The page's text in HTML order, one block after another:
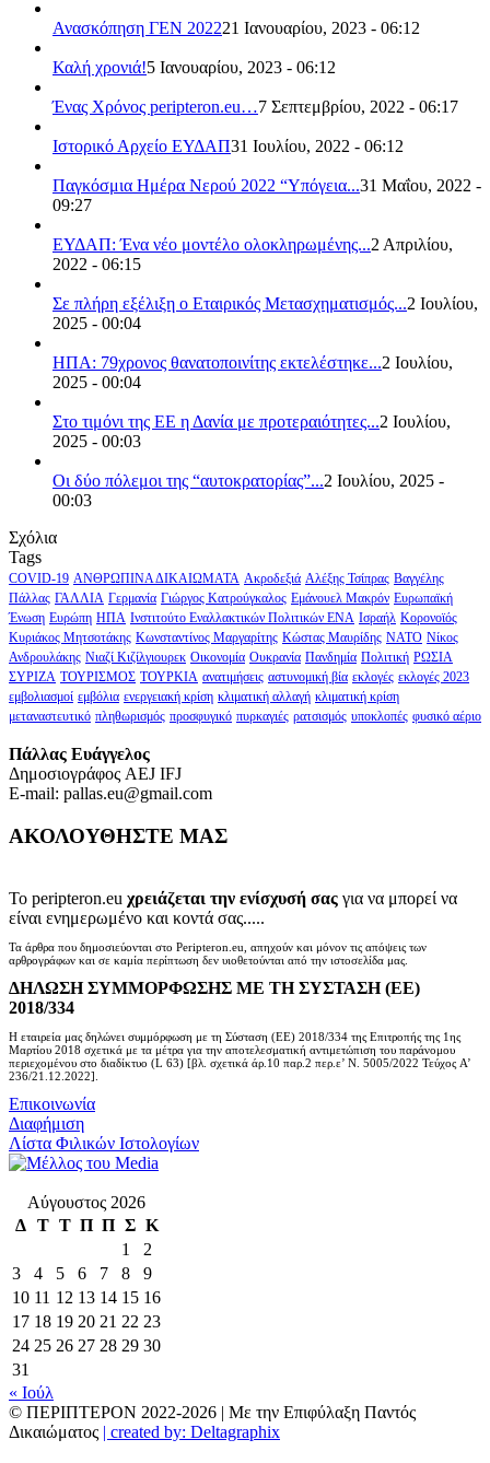
Ανασκόπηση ΓΕΝ 202221 Ιανουαρίου, 2023 - 06:12
Καλή χρονιά!5 Ιανουαρίου, 2023 - 06:12
Ένας Χρόνος peripteron.eu…7 Σεπτεμβρίου, 2022 - 06:17
Ιστορικό Αρχείο ΕΥΔΑΠ31 Ιουλίου, 2022 - 06:12
Παγκόσμια Ημέρα Νερού 2022 “Υπόγεια...31 Μαΐου, 2022 -
09:27
ΕΥΔΑΠ: Ένα νέο μοντέλο ολοκληρωμένης...2 Απριλίου,
2022 - 06:15
Σε πλήρη εξέλιξη ο Εταιρικός Μετασχηματισμός...2 Ιουλίου,
2025 - 00:04
ΗΠΑ: 79χρονος θανατοποινίτης εκτελέστηκε...2 Ιουλίου,
2025 - 00:04
Στο τιμόνι της ΕΕ η Δανία με προτεραιότητες...2 Ιουλίου,
2025 - 00:03
Οι δύο πόλεμοι της “αυτοκρατορίας”...2 Ιουλίου, 2025 -
00:03
Σχόλια
Tags
COVID-19 ΑΝΘΡΩΠΙΝΑ ΔΙΚΑΙΩΜΑΤΑ Ακροδεξιά Αλέξης Τσίπρας Βαγγέλης
Πάλλας ΓΑΛΛΙΑ Γερμανία Γιώργος Κατρούγκαλος Εμάνουελ Μακρόν Ευρωπαϊκή
Ένωση Ευρώπη ΗΠΑ Ινστιτούτο Εναλλακτικών Πολιτικών ΕΝΑ Ισραήλ Κορονοϊός
Κυριάκος Μητσοτάκης Κωνσταντίνος Μαργαρίτης Κώστας Μαυρίδης ΝΑΤΟ Νίκος
Ανδρουλάκης Νιαζί Κιζίλγιουρεκ Οικονομία Ουκρανία Πανδημία Πολιτική ΡΩΣΙΑ
ΣΥΡΙΖΑ ΤΟΥΡΙΣΜΟΣ ΤΟΥΡΚΙΑ ανατιμήσεις αστυνομική βία εκλογές εκλογές 2023
εμβολιασμοί εμβόλια ενεργειακή κρίση κλιματική αλλαγή κλιματική κρίση
μεταναστευτικό πληθωρισμός προσφυγικό πυρκαγιές ρατσισμός υποκλοπές φυσικό αέριο
Πάλλας Ευάγγελος
Δημοσιογράφος AEJ ΙFJ
E-mail: pallas.eu@gmail.com
ΑΚΟΛΟΥΘΗΣΤΕ ΜΑΣ
Το peripteron.eu χρειάζεται την ενίσχυσή σας για να μπορεί να
είναι ενημερωμένο και κοντά σας.....
Τα άρθρα που δημοσιεύονται στο Peripteron.eu, απηχούν και μόνον τις απόψεις των
αρθρογράφων και σε καμία περίπτωση δεν υιοθετούνται από την ιστοσελίδα μας.
ΔΗΛΩΣΗ ΣΥΜΜΟΡΦΩΣΗΣ ΜΕ ΤΗ ΣΥΣΤΑΣΗ (ΕΕ)
2018/334
Η εταιρεία μας δηλώνει συμμόρφωση με τη Σύσταση (ΕΕ) 2018/334 της Επιτροπής της 1ης
Μαρτίου 2018 σχετικά με τα μέτρα για την αποτελεσματική αντιμετώπιση του παράνομου
περιεχομένου στο διαδίκτυο (L 63) [βλ. σχετικά άρ.10 παρ.2 περ.ε’ Ν. 5005/2022 Τεύχος A’
236/21.12.2022].
Επικοινωνία
Διαφήμιση
Λίστα Φιλικών Ιστολογίων
Αύγουστος 2026
Δ Τ Τ Π Π Σ Κ
1
2
3
4 5 6 7 8
9
10 11 12 13 14 15 16
17 18 19 20 21 22 23
24 25 26 27 28 29 30
31
« Ιούλ
© ΠΕΡΙΠΤΕΡΟΝ 2022-2026 | Με την Επιφύλαξη Παντός
Δικαιώματος | created by: Deltagraphix